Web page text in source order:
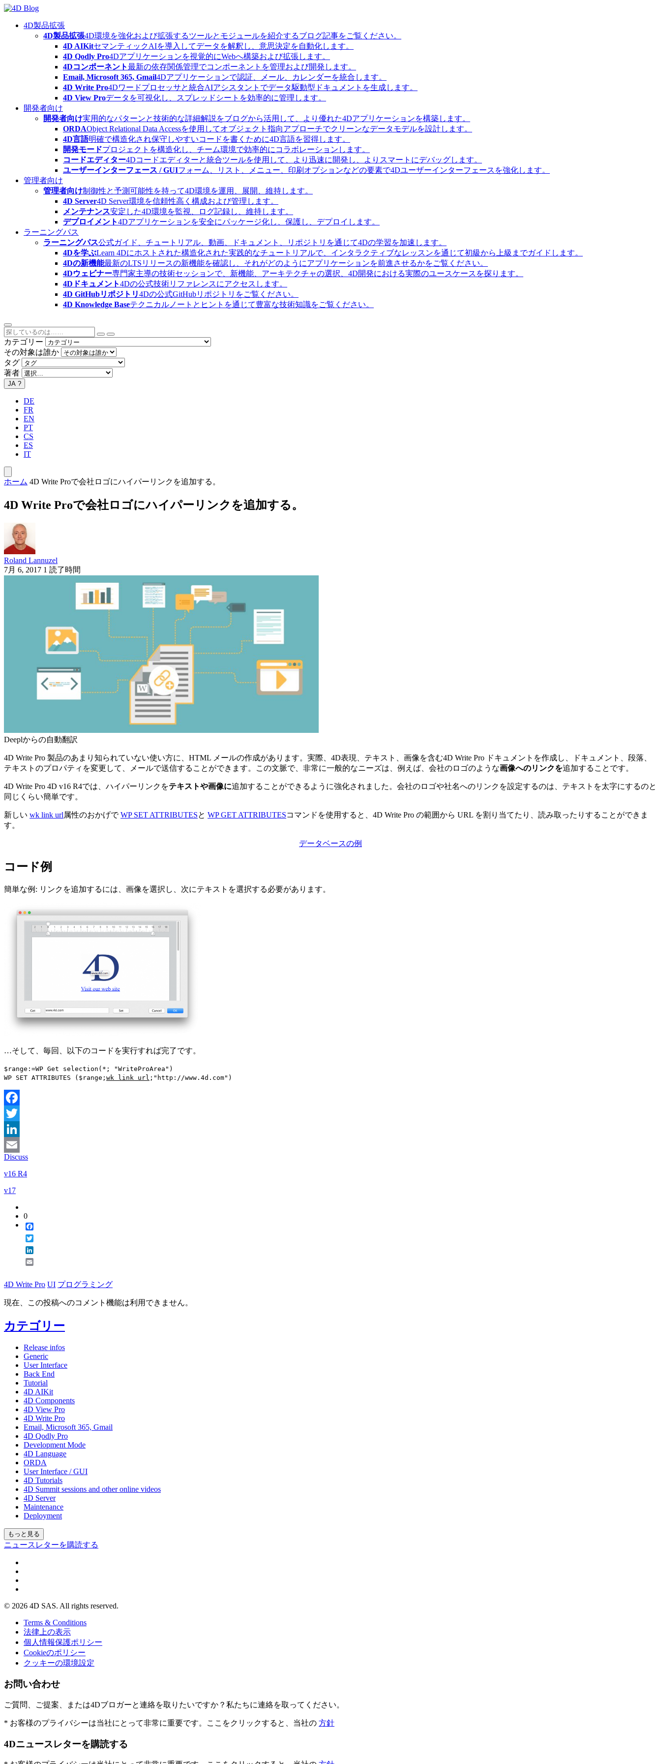
Skip
content4D製品拡張
4D製品拡張4D環境を強化および拡張するツールとモジュールを紹介するブログ記事をご覧ください。
4D AIKitセマンティックAIを導入してデータを解釈し、意思決定を自動化します。
4D Qodly Pro4Dアプリケーションを視覚的にWebへ構築および拡張します。
4Dコンポーネント最新の依存関係管理でコンポーネントを管理および開発します。
Email, Microsoft 365, Gmail4Dアプリケーションで認証、メール、カレンダーを統合します。
4D Write Pro4Dワードプロセッサと統合AIアシスタントでデータ駆動型ドキュメントを生成します。
4D View Proデータを可視化し、スプレッドシートを効率的に管理します。
開発者向け
開発者向け実用的なパターンと技術的な詳細解説をブログから活用して、より優れた4Dアプリケーションを構築します。
ORDAObject Relational Data Accessを使用してオブジェクト指向アプローチでクリーンなデータモデルを設計します。
4D言語明確で構造化され保守しやすいコードを書くために4D言語を習得します。
開発モードプロジェクトを構造化し、チーム環境で効率的にコラボレーションします。
コードエディター4Dコードエディターと統合ツールを使用して、より迅速に開発し、よりスマートにデバッグします。
ユーザーインターフェース / GUIフォーム、リスト、メニュー、印刷オプションなどの要素で4Dユーザーインターフェースを強化します。
管理者向け
管理者向け制御性と予測可能性を持って4D環境を運用、展開、維持します。
4D Server4D Server環境を信頼性高く構成および管理します。
メンテナンス安定した4D環境を監視、ログ記録し、維持します。
デプロイメント4Dアプリケーションを安全にパッケージ化し、保護し、デプロイします。
ラーニングパス
ラーニングパス公式ガイド、チュートリアル、動画、ドキュメント、リポジトリを通じて4Dの学習を加速します。
4Dを学ぶLearn 4Dにホストされた構造化された実践的なチュートリアルで、インタラクティブなレッスンを通じて初級から上級までガイドします。
4Dの新機能最新のLTSリリースの新機能を確認し、それがどのようにアプリケーションを前進させるかをご覧ください。
4Dウェビナー専門家主導の技術セッションで、新機能、アーキテクチャの選択、4D開発における実際のユースケースを探ります。
4Dドキュメント4Dの公式技術リファレンスにアクセスします。
4D GitHubリポジトリ4Dの公式GitHubリポジトリをご覧ください。
4D Knowledge Baseテクニカルノートとヒントを通じて豊富な技術知識をご覧ください。
カテゴリー
その対象は誰か
タグ
著者
JA ?
DE
FR
EN
PT
CS
ES
IT
ホーム 4D Write Proで会社ロゴにハイパーリンクを追加する。
4D Write Proで会社ロゴにハイパーリンクを追加する。
Roland Lannuzel
7月 6, 2017 1 読了時間
Deeplからの自動翻訳
4D Write Pro 製品のあまり知られていない使い方に、HTML メールの作成があります。実際、4D表現、テキスト、画像を含む4D Write Pro ドキュメントを作成し、ドキュメント、段落、
テキストのプロパティを変更して、メールで送信することができます。この文脈で、非常に一般的なニーズは、例えば、会社のロゴのような画像へのリンクを追加することです。
4D Write Pro 4D v16 R4では、ハイパーリンクをテキストや画像に追加することができるように強化されました。会社のロゴや社名へのリンクを設定するのは、テキストを太字にするのと
同じくらい簡単です。
新しい wk link url属性のおかげでWP SET ATTRIBUTESと WP GET ATTRIBUTESコマンドを使用すると、4D Write Pro の範囲から URL を割り当てたり、読み取ったりすることができま
す。
データベースの例
コード例
簡単な例: リンクを追加するには、画像を選択し、次にテキストを選択する必要があります。
…そして、毎回、以下のコードを実行すれば完了です。
$range :=WP Get selection (*; "WriteProArea")
WP SET ATTRIBUTES ( $range ; wk link url ; "http://www.4d.com" )
Facebook
Twitter
LinkedIn
Email
Discuss
v16 R4
v17
0
4D Write Pro UI プログラミング
現在、この投稿へのコメント機能は利用できません。
カテゴリー
Release infos
Generic
User Interface
Back End
Tutorial
4D AIKit
4D Components
4D View Pro
4D Write Pro
Email, Microsoft 365, Gmail
4D Qodly Pro
Development Mode
4D Language
ORDA
User Interface / GUI
4D Tutorials
4D Summit sessions and other online videos
4D Server
Maintenance
Deployment
もっと見る
ニュースレターを購読する
© 2026 4D SAS. All rights reserved.
Terms & Conditions
法律上の表示
個人情報保護ポリシー
Cookieのポリシー
クッキーの環境設定
お問い合わせ
ご質問、ご提案、または4Dブロガーと連絡を取りたいですか？私たちに連絡を取ってください。
* お客様のプライバシーは当社にとって非常に重要です。ここをクリックすると、当社の 方針
4Dニュースレターを購読する